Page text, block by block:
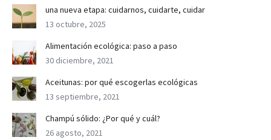
una nueva etapa: cuidarnos, cuidarte, cuidar
13 octubre, 2025
Alimentación ecológica: paso a paso
30 diciembre, 2021
Aceitunas: por qué escogerlas ecológicas
13 septiembre, 2021
Champú sólido: ¿Por qué y cuál?
26 agosto, 2021